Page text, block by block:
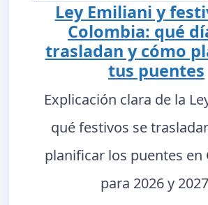
Ley Emiliani y
Colombia: qué
trasladan y cómo
tus puentes
Explicación clara de la
qué festivos se
planificar los puentes en
para 2026 y